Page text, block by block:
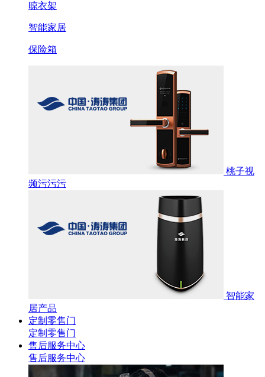
晾衣架
智能家居
保险箱
桃子视
频污污污
智能家
居产品
定制零售门
定制零售门
售后服务中心
售后服务中心